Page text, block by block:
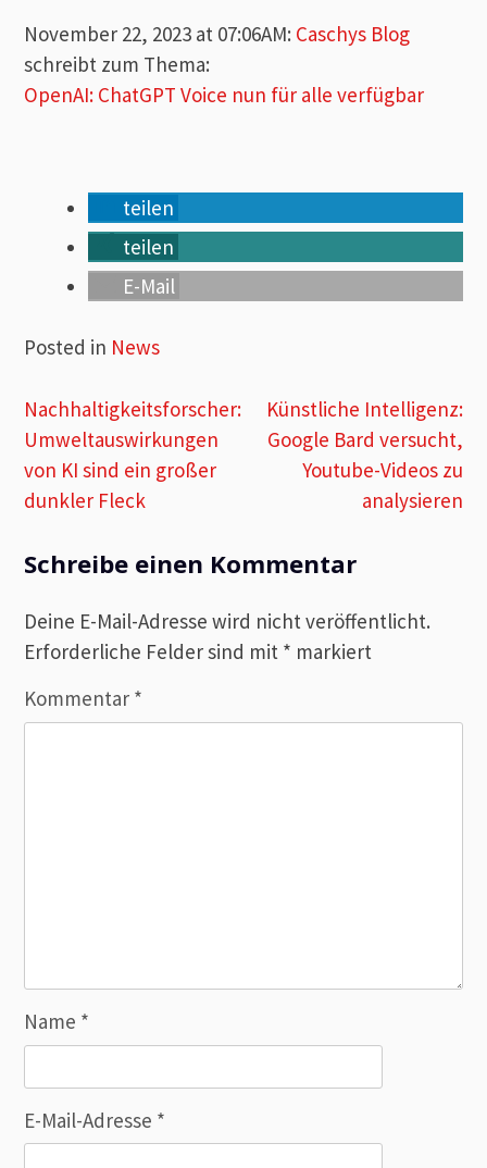
November 22, 2023 at 07:06AM: Caschys Blog
schreibt zum Thema:
OpenAI: ChatGPT Voice nun für alle verfügbar
teilen
teilen
E-Mail
Posted in News
Beitragsnavigation
Nachhaltigkeitsforscher:
Umweltauswirkungen
von KI sind ein großer
dunkler Fleck
Künstliche Intelligenz:
Google Bard versucht,
Youtube-Videos zu
analysieren
Schreibe einen Kommentar
Deine E-Mail-Adresse wird nicht veröffentlicht.
Erforderliche Felder sind mit * markiert
Kommentar *
Name *
E-Mail-Adresse *